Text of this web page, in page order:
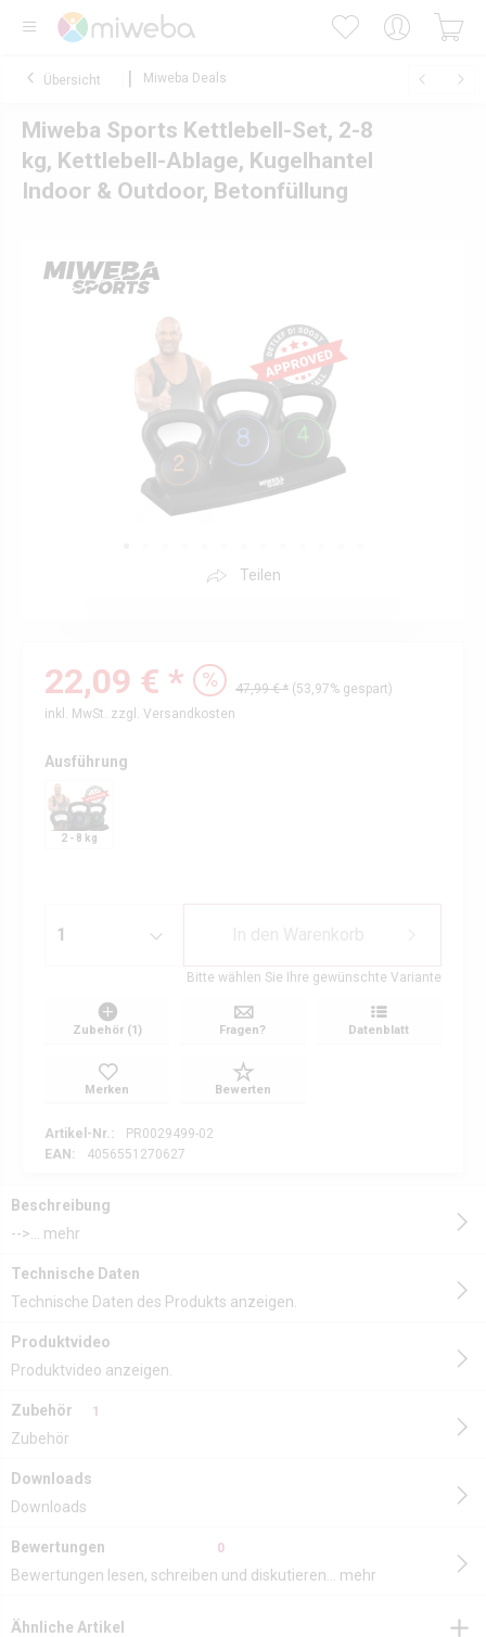
Übersicht Miweba Deals
Miweba Sports Kettlebell-Set, 2-8
kg, Kettlebell-Ablage, Kugelhantel
Indoor & Outdoor, Betonfüllung
Teilen
22,09 € * 47,99 € * (53,97% gespart)
inkl. MwSt. zzgl. Versandkosten
Ausführung
2 - 8 kg
Bitte wählen Sie Ihre gewünschte Variante
Zubehör (1) Fragen? Datenblatt
Merken Bewerten
Artikel-Nr.:
PR0029499-02
EAN:
4056551270627
Beschreibung
-->...
mehr
Technische Daten
Technische Daten des Produkts anzeigen.
Produktvideo
Produktvideo anzeigen.
Zubehör 1
Zubehör
Downloads
Downloads
Bewertungen 0
Bewertungen lesen, schreiben und diskutieren... mehr
Ähnliche Artikel